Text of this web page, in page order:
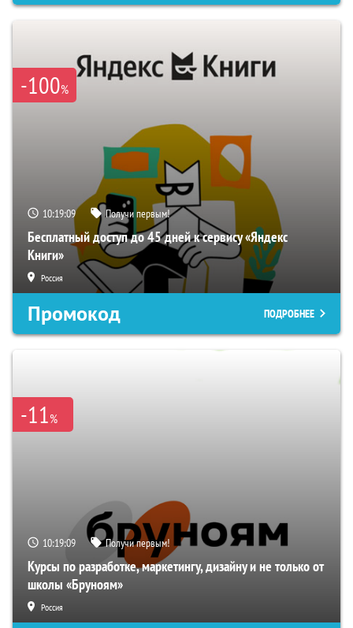
-100%
10:19:08 Получи первым!
Бесплатный доступ до 45 дней к сервису «Яндекс
Книги»
Россия
Промокод ПОДРОБНЕЕ
-11%
10:19:08 Получи первым!
Курсы по разработке, маркетингу, дизайну и не только от
школы «Бруноям»
Россия